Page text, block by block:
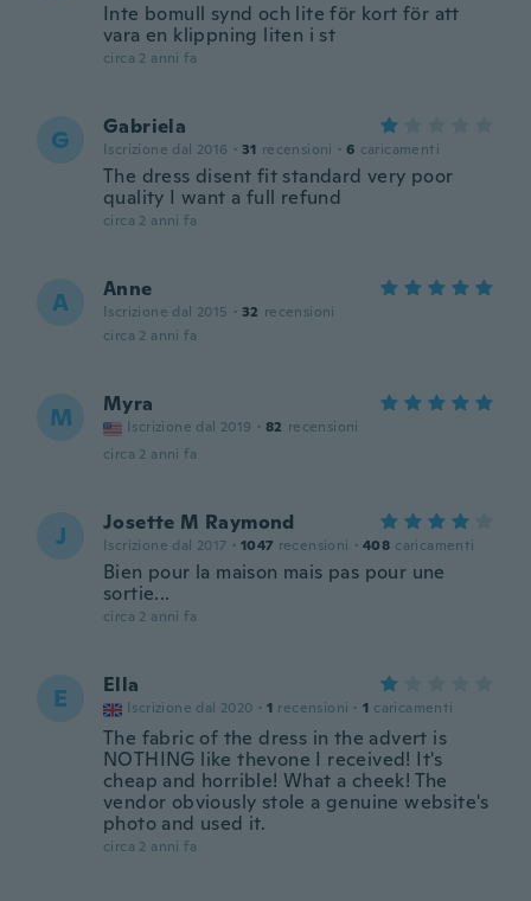
Inte bomull synd och lite för kort för att
vara en klippning liten i st
circa 2 anni fa
G Gabriela
Iscrizione dal 2016 · 31 recensioni · 6 caricamenti
The dress disent fit standard very poor
quality I want a full refund
circa 2 anni fa
A Anne
Iscrizione dal 2015 · 32 recensioni
circa 2 anni fa
M Myra
Iscrizione dal 2019 · 82 recensioni
circa 2 anni fa
J Josette M Raymond
Iscrizione dal 2017 · 1047 recensioni · 408 caricamenti
Bien pour la maison mais pas pour une
sortie...
circa 2 anni fa
E Ella
Iscrizione dal 2020 · 1 recensioni · 1 caricamenti
The fabric of the dress in the advert is
NOTHING like thevone I received! It's
cheap and horrible! What a cheek! The
vendor obviously stole a genuine website's
photo and used it.
circa 2 anni fa